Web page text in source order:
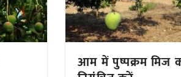
आम में पुष्पक्रम मिज